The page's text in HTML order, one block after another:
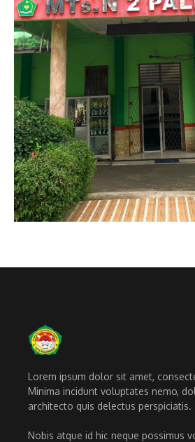
Lorem ipsum dolor sit amet,
Minima incidunt voluptates nemo,
architecto quis delectus perspiciatis.
Nobis atque id hic neque possimus